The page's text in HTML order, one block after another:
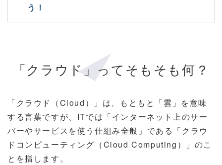
う！
「クラウド」ってそもそも何？
「クラウド（Cloud）」は、もともと「雲」を意味
する言葉ですが、ITでは「インターネット上のサー
バーやサービスを使う仕組み全般」である「クラウ
ドコンピューティング（Cloud Computing）」のこ
とを指します。